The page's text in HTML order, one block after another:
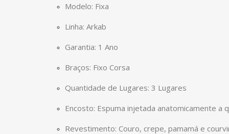
Modelo: Fixa
Linha: Arkab
Garantia: 1 Ano
Braços: Fixo Corsa
Quantidade de Lugares: 3 Lugares
Encosto: Espuma injetada anatomicamente a
Revestimento: Couro, crepe, pamamá e